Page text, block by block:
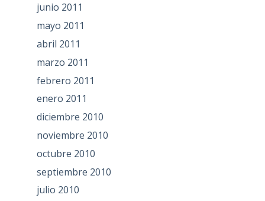
junio 2011
mayo 2011
abril 2011
marzo 2011
febrero 2011
enero 2011
diciembre 2010
noviembre 2010
octubre 2010
septiembre 2010
julio 2010